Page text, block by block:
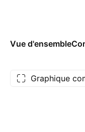
Vue d'ensemble
Graphique